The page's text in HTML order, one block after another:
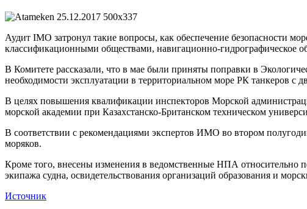
Аудит IMO затронул такие вопросы, как обеспечение безопасности
классификационными обществами, навигационно-гидрографическое
В Комитете рассказали, что в мае были приняты поправки в
необходимости эксплуатации в территориальном море РК танкеров с
В целях повышения квалификации инспекторов Морской
морской академии при Казахстанско-Британском техническом
В соответствии с рекомендациями экспертов ИМО во втором
моряков.
Кроме того, внесены изменения в ведомственные НПА относительно
экипажа судна, освидетельствования организаций образования и
Источник